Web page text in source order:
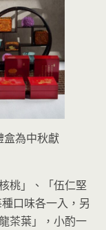
盒為中秋獻
桃」、「伍仁堅
口味各一入，另
茶葉」，小酌一